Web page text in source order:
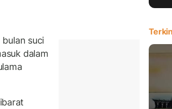
bulan suci
dalam